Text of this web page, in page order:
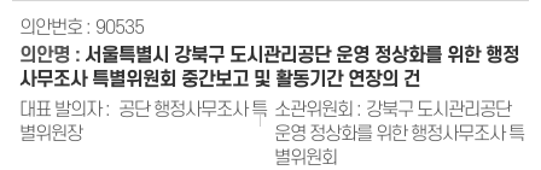
90535
서울특별시 강북구 도시관리공단 운영 정상화를 위한 행정
사무조사 특별위원회 중간보고 및 활동기간 연장의 건
공단 행정사무조사 특
별위원장
강북구 도시관리공단
운영 정상화를 위한 행정사무조사 특
별위원회